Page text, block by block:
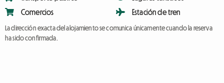
Comercios
Estación de tren
La dirección exacta del alojamiento se comunica únicamente cuando la reserva
ha sido confirmada.